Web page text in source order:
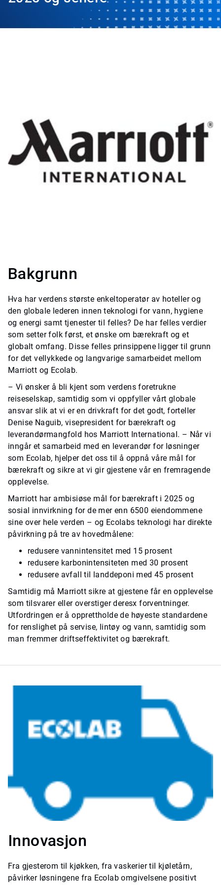
Bakgrunn
Hva har verdens største enkeltoperatør av hoteller og
den globale lederen innen teknologi for vann, hygiene
og energi samt tjenester til felles? De har felles verdier
som setter folk først, et ønske om bærekraft og et
globalt omfang. Disse felles prinsippene ligger til grunn
for det vellykkede og langvarige samarbeidet mellom
Marriott og Ecolab.
– Vi ønsker å bli kjent som verdens foretrukne
reiseselskap, samtidig som vi oppfyller vårt globale
ansvar slik at vi er en drivkraft for det godt, forteller
Denise Naguib, visepresident for bærekraft og
leverandørmangfold hos Marriott International. – Når vi
inngår et samarbeid med en leverandør for løsninger
som Ecolab, hjelper det oss til å oppnå våre mål for
bærekraft og sikre at vi gir gjestene vår en fremragende
opplevelse.
Marriott har ambisiøse mål for bærekraft i 2025 og
sosial innvirkning for de mer enn 6500 eiendommene
sine over hele verden – og Ecolabs teknologi har direkte
påvirkning på tre av hovedmålene:
redusere vannintensitet med 15 prosent
redusere karbonintensiteten med 30 prosent
redusere avfall til landdeponi med 45 prosent
Samtidig må Marriott sikre at gjestene får en opplevelse
som tilsvarer eller overstiger deresx forventninger.
Utfordringen er å opprettholde de høyeste standardene
for renslighet på servise, lintøy og vann, samtidig som
man fremmer driftseffektivitet og bærekraft.
Innovasjon
Fra gjesterom til kjøkken, fra vaskerier til kjøletårn,
påvirker løsningene fra Ecolab omgivelsene positivt